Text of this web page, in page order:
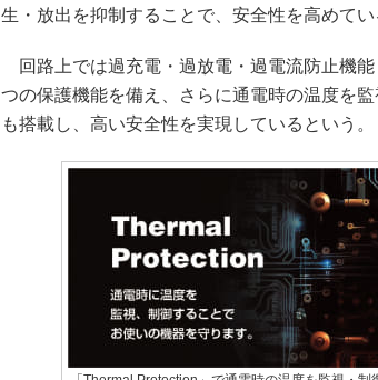
生・放出を抑制することで、安全性を高めてい
回路上では過充電・過放電・過電流防止機
つの保護機能を備え、さらに通電時の温度を
も搭載し、高い安全性を実現しているという。